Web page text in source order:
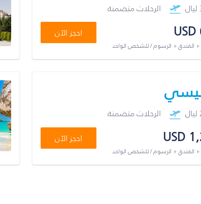
الرحلات متضمنة
+ الفندق + الرسوم / للشخص الواحد
احجز الآن
الرحلات متضمنة
USD
+ الفندق + الرسوم / للشخص الواحد
احجز الآن